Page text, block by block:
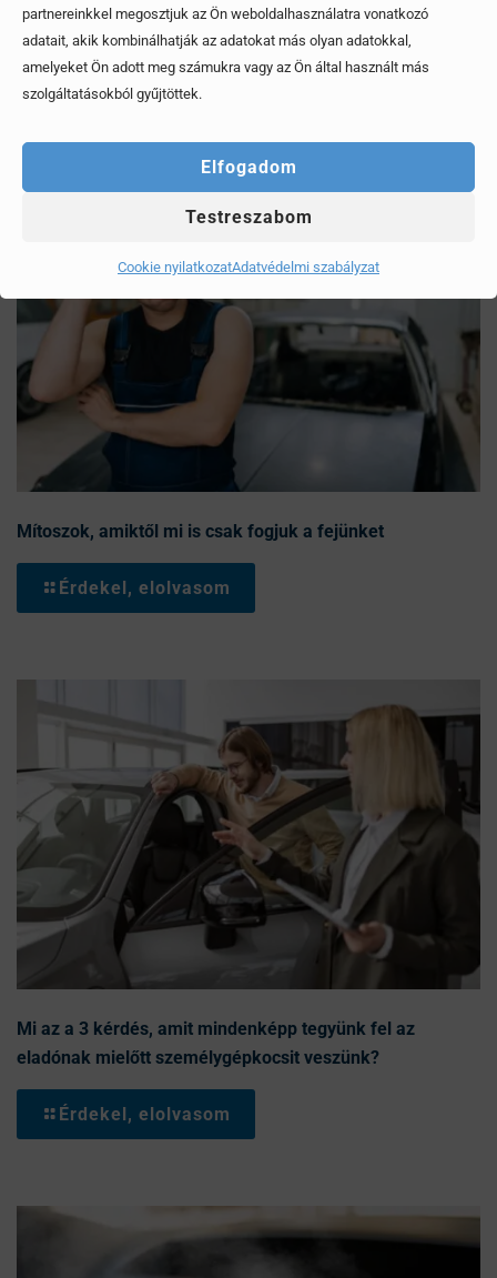
partnereinkkel megosztjuk az Ön weboldalhasználatra vonatkozó
adatait, akik kombinálhatják az adatokat más olyan adatokkal,
amelyeket Ön adott meg számukra vagy az Ön által használt más
szolgáltatásokból gyűjtöttek.
Elfogadom
Testreszabom
Cookie nyilatkozatAdatvédelmi szabályzat
Megosztom
Ezek is érdekelhetik
Mítoszok, amiktől mi is csak fogjuk a fejünket
Érdekel, elolvasom
Mi az a 3 kérdés, amit mindenképp tegyünk fel az
eladónak mielőtt személygépkocsit veszünk?
Érdekel, elolvasom